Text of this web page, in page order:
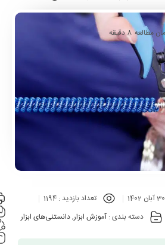
مطالعه 8دقیقه
30 آبان 1402 تعداد بازدید : 1194
دسته بندی : آموزش ابزار,دانستنی‌های ابزار